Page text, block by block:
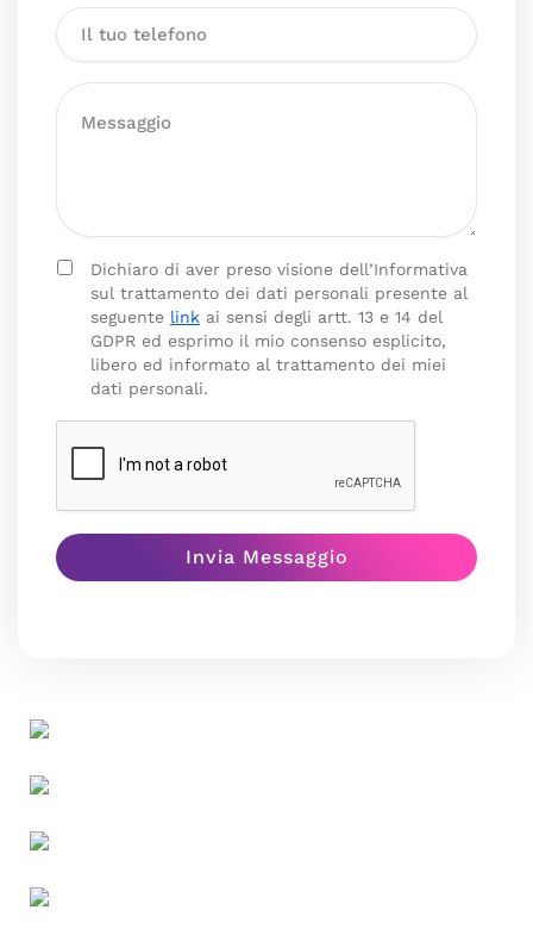
Dichiaro di aver preso visione dell’Informativa
sul trattamento dei dati personali presente al
seguente link ai sensi degli artt. 13 e 14 del
GDPR ed esprimo il mio consenso esplicito,
libero ed informato al trattamento dei miei
dati personali.